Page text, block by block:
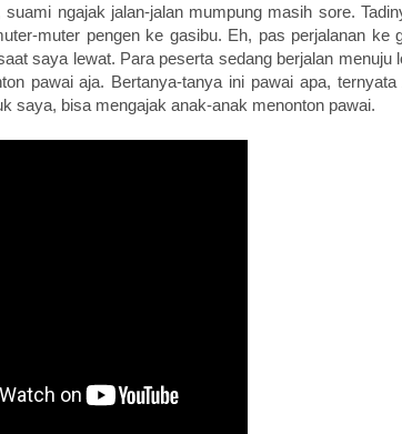
ngajak jalan-jalan mumpung masih sore.
muter pengen ke gasibu. Eh, pas perjalanan ke
saya lewat. Para peserta sedang berjalan menuju
pawai aja. Bertanya-tanya ini pawai apa, ternyata
saya, bisa mengajak anak-anak menonton pawai.